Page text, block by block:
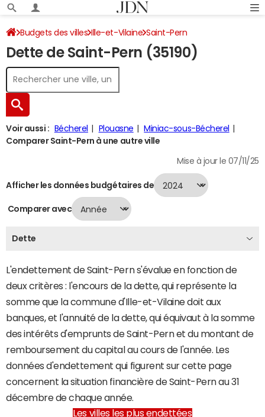
Budgets des villes Ille-et-Vilaine Saint-Pern
Dette au 31/12/2024
Dette de Saint-Pern (35190)
Voir aussi : Bécherel Plouasne
Miniac-sous-Bécherel
Comparer Saint-Pern à une autre ville
Mise à jour le 07/11/25
Afficher les données budgétaires de
Comparer avec
Dette
L'endettement de Saint-Pern s'évalue en fonction de
deux critères : l'encours de la dette, qui représente la
somme que la commune d'Ille-et-Vilaine doit aux
banques, et l'annuité de la dette, qui équivaut à la somme
des intérêts d'emprunts de Saint-Pern et du montant de
remboursement du capital au cours de l'année. Les
données d'endettement qui figurent sur cette page
concernent la situation financière de Saint-Pern au 31
décembre de chaque année.
Les villes les plus endettées